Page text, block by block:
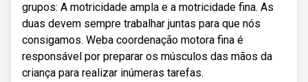
grupos: A motricidade ampla e a motricidade fina. As
duas devem sempre trabalhar juntas para que nós
consigamos. Weba coordenação motora fina é
responsável por preparar os músculos das mãos da
criança para realizar inúmeras tarefas.